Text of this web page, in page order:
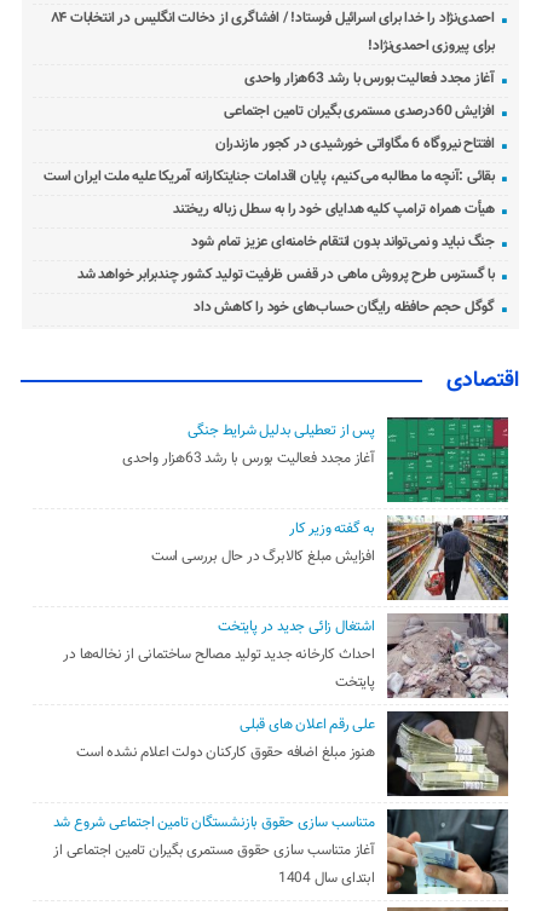
احمدی‌نژاد را خدا برای اسرائیل فرستاد! / افشاگری از دخالت انگلیس در انتخابات ۸۴
برای پیروزی احمدی‌نژاد!
آغاز مجدد فعالیت بورس با رشد 63هزار واحدی
افزایش 60درصدی مستمری بگیران تامین اجتماعی
افتتاح نیروگاه 6 مگاواتی خورشیدی در کجور مازندران
بقائی :آنچه ما مطالبه می‌کنیم، پایان اقدامات جنایتکارانه آمریکا علیه ملت ایران است
هیأت همراه ترامپ کلیه هدایای خود را به سطل زباله ریختند
جنگ نباید و نمی‌تواند بدون انتقام خامنه‌ای عزیز تمام شود
با گسترس طرح پرورش ماهی در قفس ظرفیت تولید کشور چندبرابر خواهد شد
گوگل حجم حافظه رایگان حساب‌های خود را کاهش داد
اقتصادی
پس از تعطیلی بدلیل شرایط جنگی
آغاز مجدد فعالیت بورس با رشد 63هزار واحدی
به گفته وزیر کار
افزایش مبلغ کالابرگ در حال بررسی است
اشتغال زائی جدید در پایتخت
احداث کارخانه جدید تولید مصالح ساختمانی از نخاله‌ها در
پایتخت
علی رقم اعلان های قبلی
هنوز مبلغ اضافه حقوق کارکنان دولت اعلام نشده است
متناسب سازی حقوق بازنشستگان تامین اجتماعی شروع شد
آغاز متناسب سازی حقوق مستمری بگیران تامین اجتماعی از
ابتدای سال 1404